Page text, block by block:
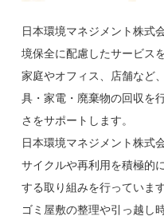
日本環境マネジメント株式
境保全に配慮したサービス
家庭やオフィス、店舗など
具・家電・廃棄物の回収を
さをサポートします。
日本環境マネジメント株式
サイクルや再利用を積極的
する取り組みを行っていま
ゴミ屋敷の整理や引っ越し